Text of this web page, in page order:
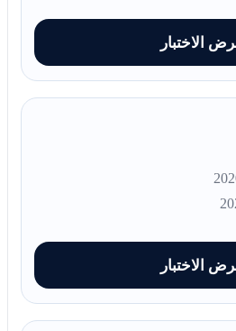
الاختبار
الاختبار